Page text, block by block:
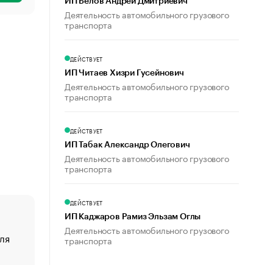
«От спорта тело стареет иначе». Как живет глава
создавшей GTA
Деятельность автомобильного грузового
транспорта
ДЕЙСТВУЕТ
ИП Читаев Хизри Гусейнович
Деятельность автомобильного грузового
транспорта
ДЕЙСТВУЕТ
ИП Табак Александр Олегович
Деятельность автомобильного грузового
транспорта
ДЕЙСТВУЕТ
ИП Каджаров Рамиз Эльзам Оглы
Деятельность автомобильного грузового
транспорта